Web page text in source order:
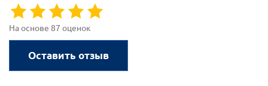
На основе 87 оценок
Оставить отзыв